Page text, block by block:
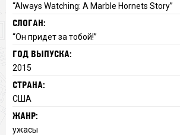
“Always Watching: A Marble Hornets Story”
СЛОГАН:
“Он придет за тобой!”
ГОД ВЫПУСКА:
2015
СТРАНА:
США
ЖАНР:
ужасы